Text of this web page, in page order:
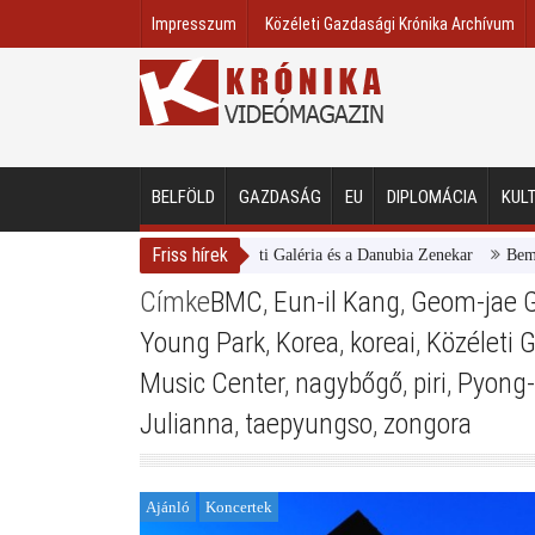
Impresszum Közéleti Gazdasági Krónika Archívum
BELFÖLD GAZDASÁG EU DIPLOMÁCIA
Friss hírek
Magyar Nemzeti Galéria és a Danubia Zenekar
CímkeBMC, Eun-il Kang, Geom-jae
Young Park, Korea, koreai, Közéleti
Music Center, nagybőgő, piri,
Julianna, taepyungso, zongora
Ajánló Koncertek